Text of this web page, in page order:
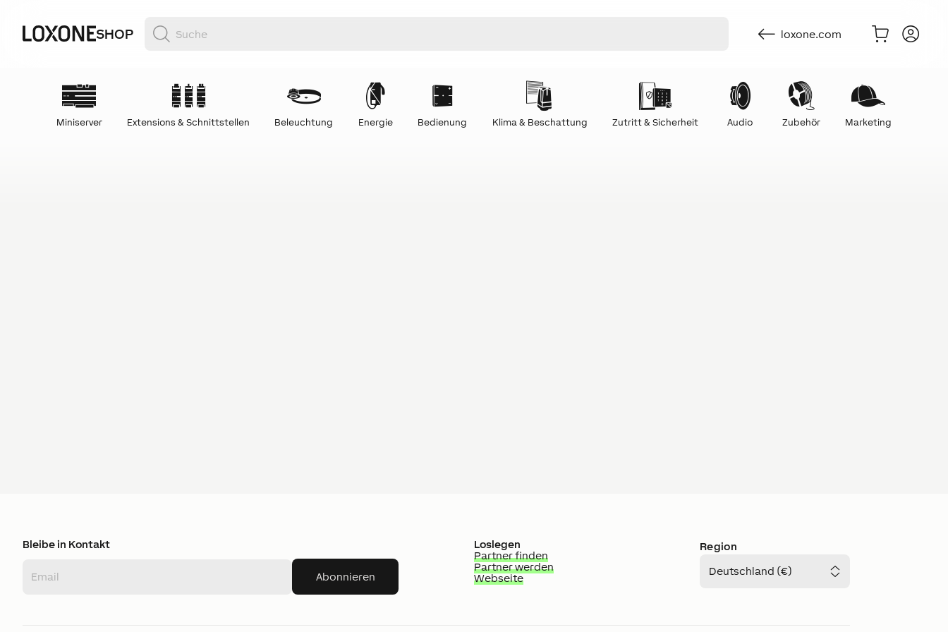
SHOP loxone.com
Miniserver Extensions & Schnittstellen Beleuchtung Energie Bedienung Klima & Beschattung Zutritt & Sicherheit Audio Zubehör Marketing
Bleibe in Kontakt
Abonnieren
Loslegen
Partner finden
Partner werden
Webseite
Region
Deutschland (€)